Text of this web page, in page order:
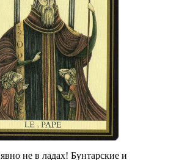
явно не в ладах! Бунтарские и